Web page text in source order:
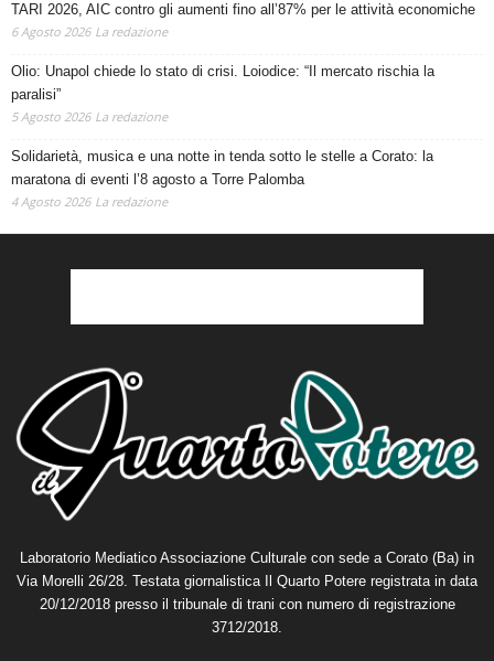
TARI 2026, AIC contro gli aumenti fino all’87% per le attività economiche
6 Agosto 2026 La redazione
Olio: Unapol chiede lo stato di crisi. Loiodice: “Il mercato rischia la
paralisi”
5 Agosto 2026 La redazione
Solidarietà, musica e una notte in tenda sotto le stelle a Corato: la
maratona di eventi l’8 agosto a Torre Palomba
4 Agosto 2026 La redazione
Laboratorio Mediatico Associazione Culturale con sede a Corato (Ba) in
Via Morelli 26/28. Testata giornalistica Il Quarto Potere registrata in data
20/12/2018 presso il tribunale di trani con numero di registrazione
3712/2018.